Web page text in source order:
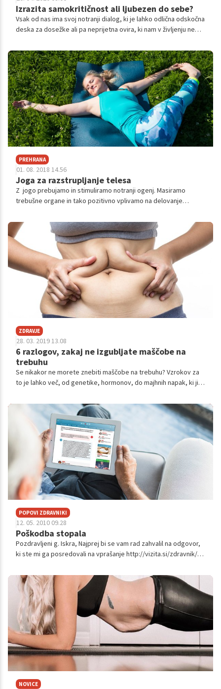
Izrazita samokritičnost ali ljubezen do sebe?
Vsak od nas ima svoj notranji dialog, ki je lahko odlična odskočna
deska za dosežke ali pa neprijetna ovira, ki nam v življenju ne
kako in s kom sklepamo odnose, kako gledamo na izzive in
življenje nasploh. Način, kako razmišljamo, je torej neke vrste
samouresničujoča prerokba. Če mislimo, da nečesa nismo
vredni, potem se bomo vedli v skladu z našim prepričanjem.
Pretirana samokritično je lahko neke vrste samosabotaža,
zaradi katere ne moremo izkoristiti skritih potencialov, doseči
uspeha, odkriti zadovoljstva in zaživeti polnega življenja.
PREHRANA
01. 08. 2018 14.56
Joga za razstrupljanje telesa
Z jogo prebujamo in stimuliramo notranji ogenj. Masiramo
trebušne organe in tako pozitivno vplivamo na delovanje
toksinov iz telesa.
ZDRAVJE
28. 03. 2019 13.08
6 razlogov, zakaj ne izgubljate maščobe na
trebuhu
Se nikakor ne morete znebiti maščobe na trebuhu? Vzrokov za
to je lahko več, od genetike, hormonov, do majhnih napak, ki jih
na trebuhu, saj je to najbolj nevarna maščoba, ker se nabira tudi
okoli pomembnih notranjih organov.
POPOVI ZDRAVNIKI
12. 05. 2010 09.28
Poškodba stopala
Pozdravljeni g. Iskra, Najprej bi se vam rad zahvalil na odgovor,
ki ste mi ga posredovali na vprašanje http://vizita.si/zdravnik/?
me ...
NOVICE